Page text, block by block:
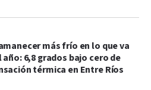
más frío en lo que va
año: 6,8 grados bajo cero de
térmica en Entre Ríos